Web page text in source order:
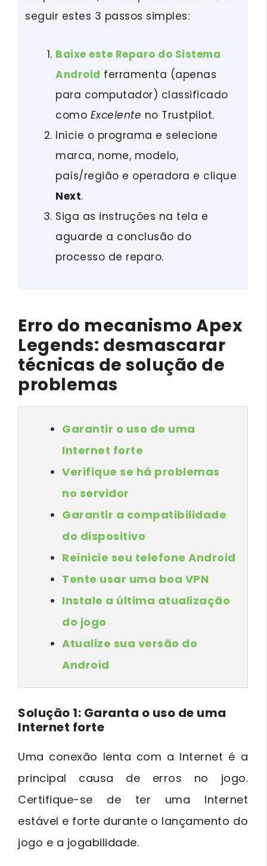
seguir estes 3 passos simples:
Baixe este Reparo do Sistema
Android ferramenta (apenas
para computador) classificado
como Excelente no Trustpilot.
Inicie o programa e selecione
marca, nome, modelo,
país/região e operadora e clique
Next.
Siga as instruções na tela e
aguarde a conclusão do
processo de reparo.
Erro do mecanismo Apex
Legends: desmascarar
técnicas de solução de
problemas
Garantir o uso de uma
Internet forte
Verifique se há problemas
no servidor
Garantir a compatibilidade
do dispositivo
Reinicie seu telefone Android
Tente usar uma boa VPN
Instale a última atualização
do jogo
Atualize sua versão do
Android
Solução 1: Garanta o uso de uma
Internet forte
Uma conexão lenta com a Internet é a
principal causa de erros no jogo.
Certifique-se de ter uma Internet
estável e forte durante o lançamento do
jogo e a jogabilidade.